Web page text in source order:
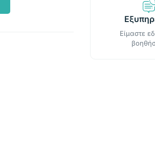
Είμαστε